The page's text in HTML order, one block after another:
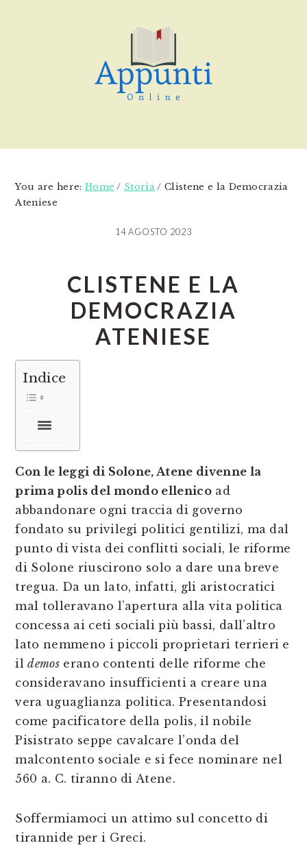
You are here: Home / Storia / Clistene e la Democrazia
Ateniese
14 AGOSTO 2023
CLISTENE E LA
DEMOCRAZIA
ATENIESE
Indice
Con le leggi di Solone, Atene divenne la
prima polis del mondo ellenico ad
abbandonare ogni traccia di governo
fondato su privilegi politici gentilizi, ma dal
punto di vista dei conflitti sociali, le riforme
di Solone riuscirono solo a dare una breve
tregua. Da un lato, infatti, gli aristocratici
mal tolleravano l’apertura alla vita politica
concessa ai ceti sociali più bassi, dall’altro
lato nemmeno i piccoli proprietari terrieri e
ildemoserano contenti delle riforme che
consideravano insufficienti a creare una
vera uguaglianza politica. Presentandosi
come pacificatore della polis, il nobile
Pisistrato seppe cavalcare l’onda del
malcontento sociale e si fece nominare nel
560 a. C. tiranno di Atene.
Soffermiamoci un attimo sul concetto di
tirannide per i Greci.